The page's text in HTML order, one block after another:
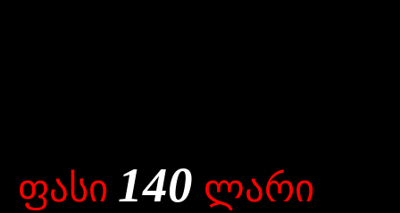
ფასი 140 ლარი